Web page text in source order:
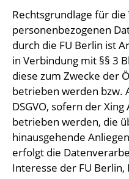
Rechtsgrundlage für
personenbezogenen
durch die FU Berlin ist
in Verbindung mit §§ 3
diese zum Zwecke der
betrieben werden bzw.
DSGVO, sofern der
betrieben werden, die
hinausgehende
erfolgt die
Interesse der FU